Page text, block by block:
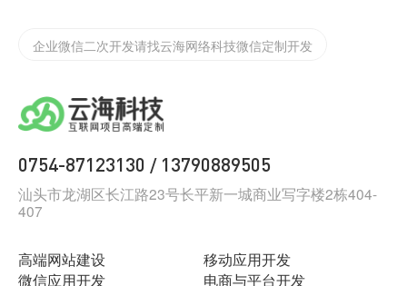
企业微信二次开发请找云海网络科技微信定制开发
汕头定制化app开发需要注意些什么？
汕头小程序开发告诉你怎么找到抖音小程序
如何制作一款合格的小程序？
汕头网络科技有限公司，云海网络科技有限公司
0754-87123130 /13790889505
汕头市龙湖区长江路23号长平新一城商业写字楼2栋404-
407
高端网站建设
移动应用开发
微信应用开发
电商与平台开发